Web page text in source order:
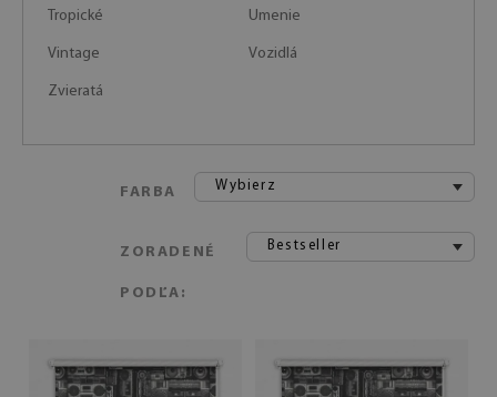
Tropické Umenie
Vintage Vozidlá
Zvieratá
FARBA Wybierz
ZORADENÉ
PODĽA:
Bestseller